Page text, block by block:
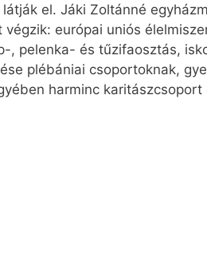
el. Jáki Zoltánné
európai uniós
pelenka- és tűzifaosztás,
plébániai csoportoknak,
harminc karitászcsoport